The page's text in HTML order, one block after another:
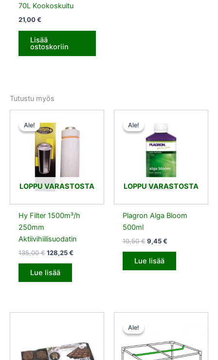
70L Kookoskuitu
21,00€
Lisää
ostoskoriin
Tutustu myös
Ale!
LOPPU VARASTOSTA
Ale!
Hy Filter 1500m³/h
250mm
Aktiivihiilisuodatin
135,00€
Alkuperäinen
hinta
oli:
135,00 €.
128,25€
Nykyinen
on:
128,25 €.
Lue lisää
Ale!
LOPPU VARASTOSTA
Ale!
Plagron Alga Bloom
500ml
10,50€
Alkuperäinen
10,50 €.
9,45€
Nykyinen
9,45 €.
Lue lisää
Ale!
Ale!
10,50 €.9,45 €.